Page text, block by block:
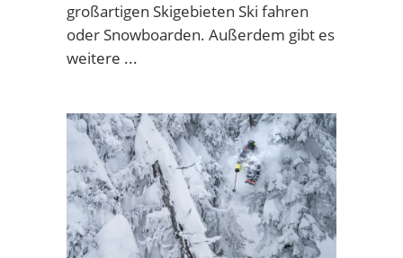
großartigen Skigebieten Ski fahren
oder Snowboarden. Außerdem gibt es
weitere